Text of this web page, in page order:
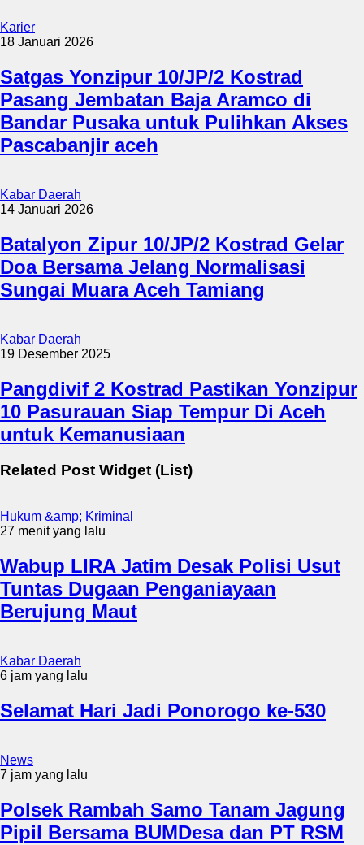
Karier
18 Januari 2026
Satgas Yonzipur 10/JP/2 Kostrad
Pasang Jembatan Baja Aramco di
Bandar Pusaka untuk Pulihkan Akses
Pascabanjir aceh
Kabar Daerah
14 Januari 2026
Batalyon Zipur 10/JP/2 Kostrad Gelar
Doa Bersama Jelang Normalisasi
Sungai Muara Aceh Tamiang
Kabar Daerah
19 Desember 2025
Pangdivif 2 Kostrad Pastikan Yonzipur
10 Pasurauan Siap Tempur Di Aceh
untuk Kemanusiaan
Related Post Widget (List)
Hukum &amp; Kriminal
27 menit yang lalu
Wabup LIRA Jatim Desak Polisi Usut
Tuntas Dugaan Penganiayaan
Berujung Maut
Kabar Daerah
6 jam yang lalu
Selamat Hari Jadi Ponorogo ke-530
News
7 jam yang lalu
Polsek Rambah Samo Tanam Jagung
Pipil Bersama BUMDesa dan PT RSM